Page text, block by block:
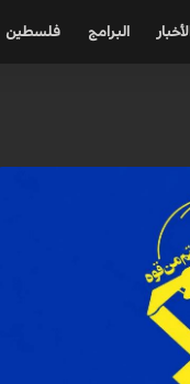
الأخبار البرامج فلسطين